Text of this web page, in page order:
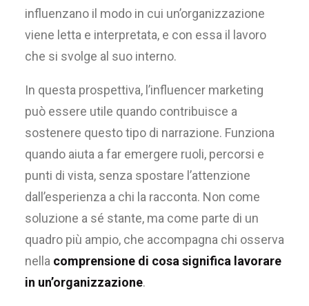
influenzano il modo in cui un’organizzazione
viene letta e interpretata, e con essa il lavoro
che si svolge al suo interno.
In questa prospettiva, l’influencer marketing
può essere utile quando contribuisce a
sostenere questo tipo di narrazione. Funziona
quando aiuta a far emergere ruoli, percorsi e
punti di vista, senza spostare l’attenzione
dall’esperienza a chi la racconta. Non come
soluzione a sé stante, ma come parte di un
quadro più ampio, che accompagna chi osserva
nella comprensione di cosa significa lavorare
in un’organizzazione.